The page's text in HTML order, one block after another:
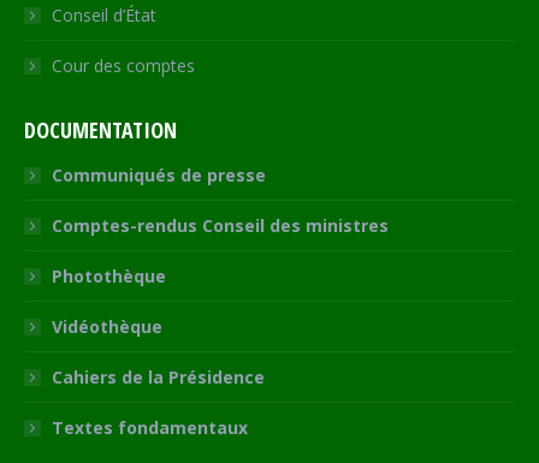
Conseil d’État
Cour des comptes
DOCUMENTATION
Communiqués de presse
Comptes-rendus Conseil des ministres
Photothèque
Vidéothèque
Cahiers de la Présidence
Textes fondamentaux